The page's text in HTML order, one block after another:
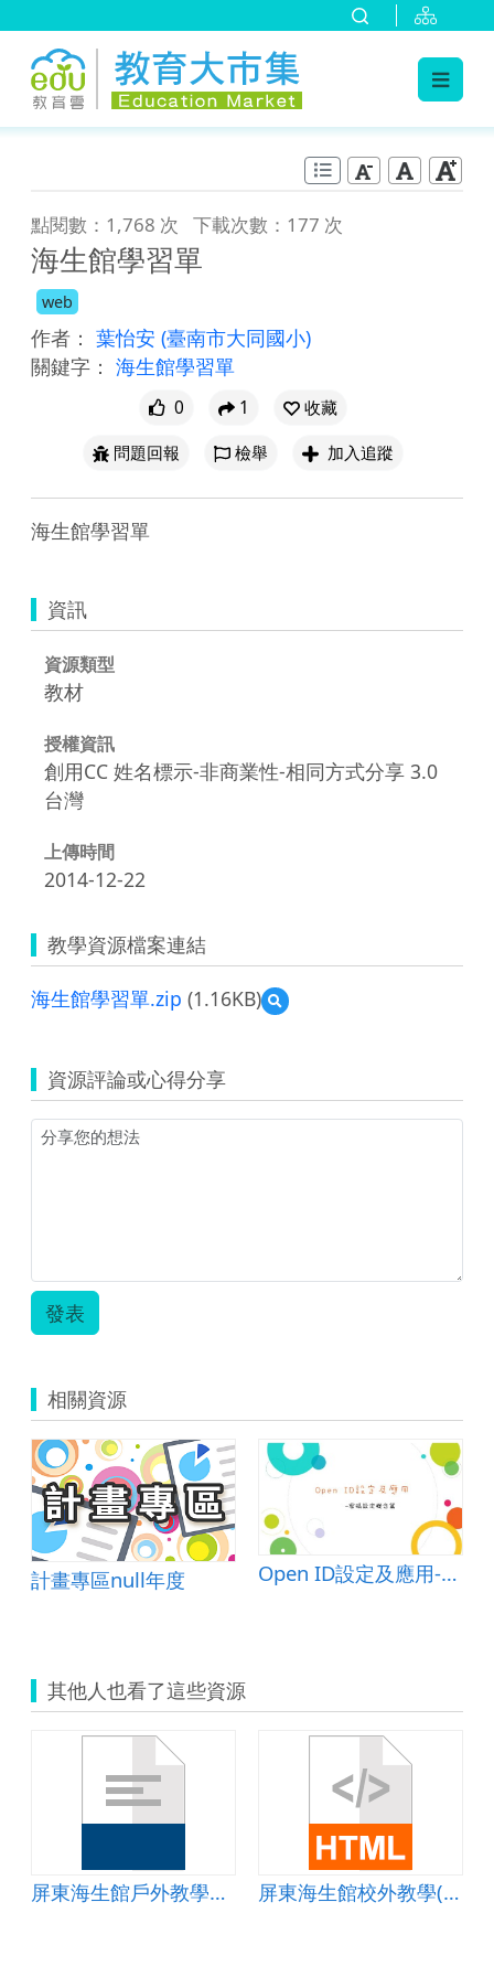
點閱數：1,768 次 下載次數：177 次
海生館學習單
web
作者： 葉怡安 (臺南市大同國小)
關鍵字： 海生館學習單
0 1
收藏
問題回報
檢舉 加入追蹤
海生館學習單
資訊
資源類型
教材
授權資訊
創用CC 姓名標示-非商業性-相同方式分享 3.0
台灣
上傳時間
2014-12-22
教學資源檔案連結
海生館學習單.zip (1.16KB)
預
覽
學
習
資源評論或心得分享
發表
相關資源
計畫專區null年度 Open ID設定及應用-密碼設定概念篇
其他人也看了這些資源
屏東海生館戶外教學學習單 屏東海生館校外教學(學習單)